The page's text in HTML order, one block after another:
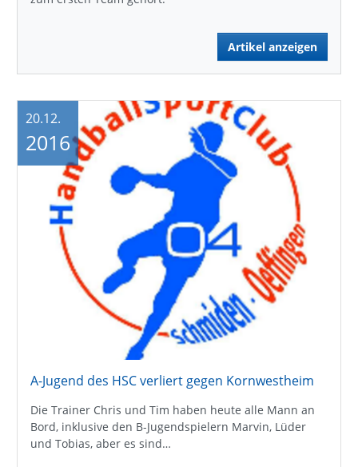
Artikel anzeigen
A-Jugend des HSC verliert gegen Kornwestheim
Die Trainer Chris und Tim haben heute alle Mann an
Bord, inklusive den B-Jugendspielern Marvin, Lüder
und Tobias, aber es sind…
20.12.
2016